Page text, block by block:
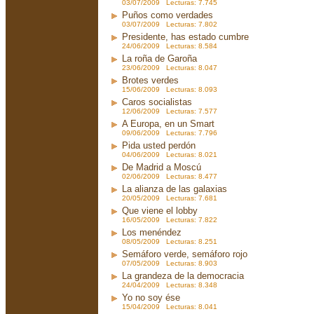
03/07/2009 Lecturas: 7.745
Puños como verdades
03/07/2009 Lecturas: 7.802
Presidente, has estado cumbre
24/06/2009 Lecturas: 8.584
La roña de Garoña
23/06/2009 Lecturas: 8.047
Brotes verdes
15/06/2009 Lecturas: 8.093
Caros socialistas
12/06/2009 Lecturas: 7.577
A Europa, en un Smart
09/06/2009 Lecturas: 7.796
Pida usted perdón
04/06/2009 Lecturas: 8.021
De Madrid a Moscú
02/06/2009 Lecturas: 8.477
La alianza de las galaxias
20/05/2009 Lecturas: 7.681
Que viene el lobby
16/05/2009 Lecturas: 7.822
Los menéndez
08/05/2009 Lecturas: 8.251
Semáforo verde, semáforo rojo
07/05/2009 Lecturas: 8.903
La grandeza de la democracia
24/04/2009 Lecturas: 8.348
Yo no soy ése
15/04/2009 Lecturas: 8.041